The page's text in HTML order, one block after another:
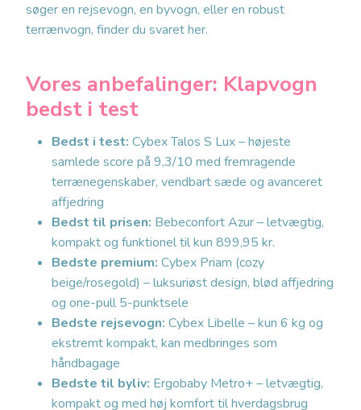
søger en rejsevogn, en byvogn, eller en robust
terrænvogn, finder du svaret her.
Vores anbefalinger: Klapvogn
bedst i test
Bedst i test: Cybex Talos S Lux – højeste
samlede score på 9,3/10 med fremragende
terrænegenskaber, vendbart sæde og avanceret
affjedring
Bedst til prisen: Bebeconfort Azur – letvægtig,
kompakt og funktionel til kun 899,95 kr.
Bedste premium: Cybex Priam (cozy
beige/rosegold) – luksuriøst design, blød affjedring
og one-pull 5-punktsele
Bedste rejsevogn: Cybex Libelle – kun 6 kg og
ekstremt kompakt, kan medbringes som
håndbagage
Bedste til byliv: Ergobaby Metro+ – letvægtig,
kompakt og med høj komfort til hverdagsbrug